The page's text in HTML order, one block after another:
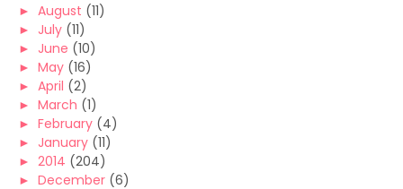
► August (11)
► July (11)
► June (10)
► May (16)
► April (2)
► March (1)
► February (4)
► January (11)
► 2014 (204)
► December (6)